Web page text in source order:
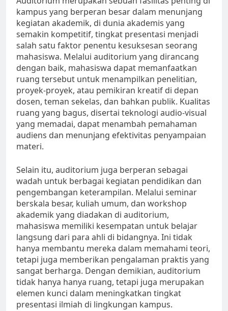
kampus yang berperan besar dalam menunjang
kegiatan akademik, di dunia akademis yang
semakin kompetitif, tingkat presentasi menjadi
salah satu faktor penentu kesuksesan seorang
mahasiswa. Melalui auditorium yang dirancang
dengan baik, mahasiswa dapat memanfaatkan
ruang tersebut untuk menampilkan penelitian,
proyek-proyek, atau pemikiran kreatif di depan
dosen, teman sekelas, dan bahkan publik. Kualitas
ruang yang bagus, disertai teknologi audio-visual
yang memadai, dapat menambah pemahaman
audiens dan menunjang efektivitas penyampaian
materi.
Selain itu, auditorium juga berperan sebagai
wadah untuk berbagai kegiatan pendidikan dan
pengembangan keterampilan. Melalui seminar
berskala besar, kuliah umum, dan workshop
akademik yang diadakan di auditorium,
mahasiswa memiliki kesempatan untuk belajar
langsung dari para ahli di bidangnya. Ini tidak
hanya membantu mereka dalam memahami teori,
tetapi juga memberikan pengalaman praktis yang
sangat berharga. Dengan demikian, auditorium
tidak hanya hanya ruang, tetapi juga merupakan
elemen kunci dalam meningkatkan tingkat
presentasi ilmiah di lingkungan kampus.